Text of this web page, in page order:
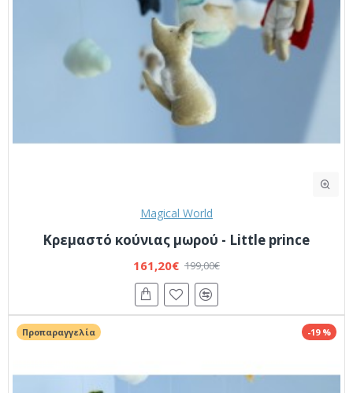
Magical World
Κρεμαστό κούνιας μωρού - Little prince
161,20€ 199,00€
-19 %
Προπαραγγελία